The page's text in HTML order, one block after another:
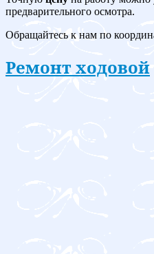
предварительного осмотра.
Обращайтесь к нам по
Ремонт ходовой